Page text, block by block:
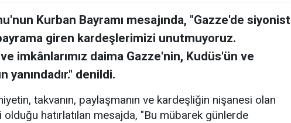
Kurban Bayramı mesajında, "Gazze'de siyonist
giren kardeşlerimizi unutmuyoruz.
imkânlarımız daima Gazze'nin, Kudüs'ün ve
yanındadır." denildi.
takvanın, paylaşmanın ve kardeşliğin nişanesi olan
hatırlatılan mesajda, "Bu mübarek günlerde